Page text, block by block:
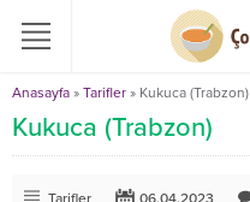
Anasayfa » Tarifler » Kukuca (Trabzon)
Kukuca (Trabzon)
Tarifler 06.04.2023